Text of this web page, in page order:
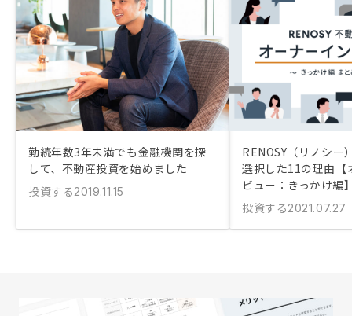
勤続年数3年未満でも金融機関を探
して、不動産投資を始めました
投資する2019.11.15
RENOSY（リノシー
選択した11の理由【
ビュー：きっかけ編
投資する2021.07.27